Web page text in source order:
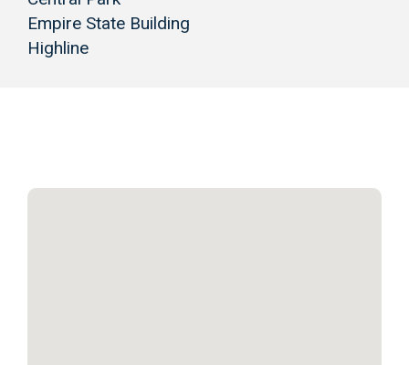
Empire State Building
Highline